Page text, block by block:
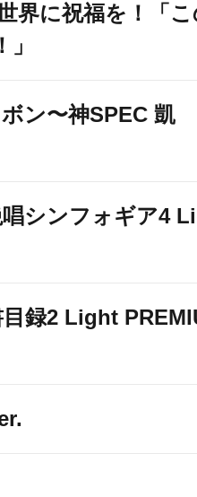
界に祝福を！「
ン〜神SPEC 凱
シンフォギア4
録2 Light